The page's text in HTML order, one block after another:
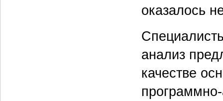
оказалось
анализ
качестве